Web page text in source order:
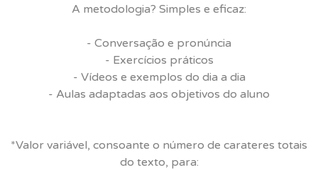
A metodologia? Simples e eficaz:
- Conversação e pronúncia
- Exercícios práticos
- Vídeos e exemplos do dia a dia
- Aulas adaptadas aos objetivos do aluno
*Valor variável, consoante o número de carateres totais
do texto, para: